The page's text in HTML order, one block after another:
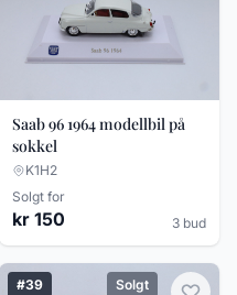
Saab 96 1964 modellbil på
sokkel
K1H2
Solgt for
kr 150 3 bud
#39 Solgt